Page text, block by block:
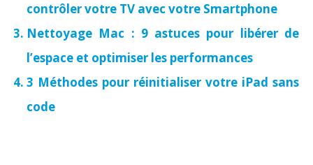
contrôler votre TV avec votre Smartphone
Nettoyage Mac : 9 astuces pour libérer de
l’espace et optimiser les performances
3 Méthodes pour réinitialiser votre iPad sans
code